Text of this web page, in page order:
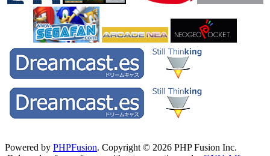
Powered by PHPFusion. Copyright © 2026 PHP Fusion Inc.